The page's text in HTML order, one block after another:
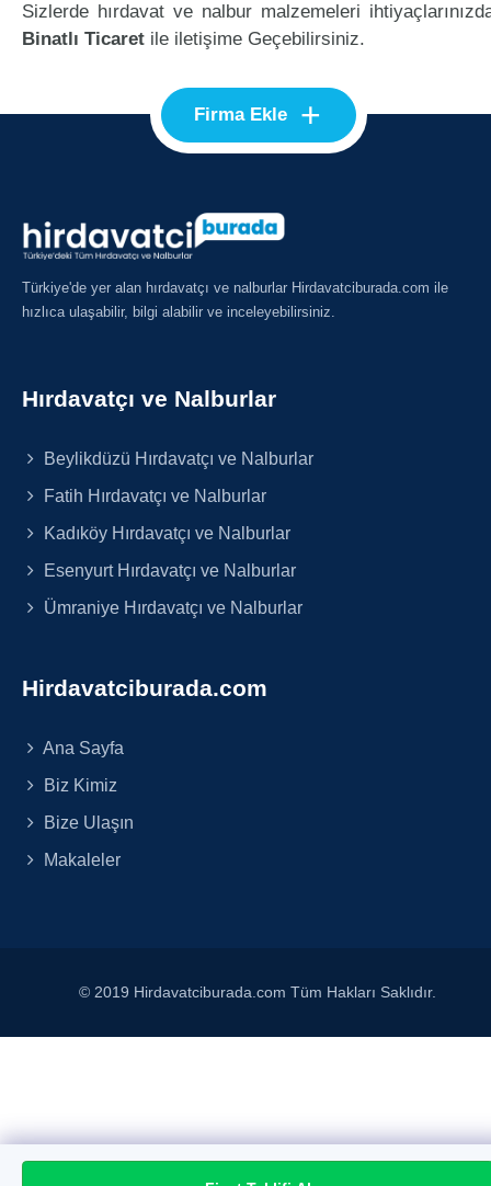
Sizlerde hırdavat ve nalbur malzemeleri
Binatlı Ticaret ile iletişime Geçebilirsiniz.
Firma Ekle +
Türkiye'de yer alan hırdavatçı ve nalburlar Hirdavatciburada.com ile
hızlıca ulaşabilir, bilgi alabilir ve inceleyebilirsiniz.
Hırdavatçı ve Nalburlar
Beylikdüzü Hırdavatçı ve Nalburlar
Fatih Hırdavatçı ve Nalburlar
Kadıköy Hırdavatçı ve Nalburlar
Esenyurt Hırdavatçı ve Nalburlar
Ümraniye Hırdavatçı ve Nalburlar
Hirdavatciburada.com
Ana Sayfa
Biz Kimiz
Bize Ulaşın
Makaleler
© 2019 Hirdavatciburada.com Tüm Hakları Saklıdır.